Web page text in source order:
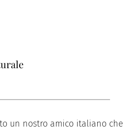
un nostro amico italiano che